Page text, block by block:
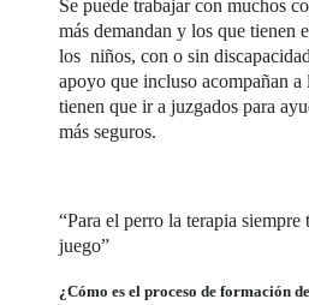
Se puede trabajar con muchos
más demandan y los que tienen
los niños, con o sin
apoyo que incluso acompañan a
tienen que ir a juzgados para
más seguros.
“Para el perro la terapia siempre
juego”
¿Cómo es el proceso de formación